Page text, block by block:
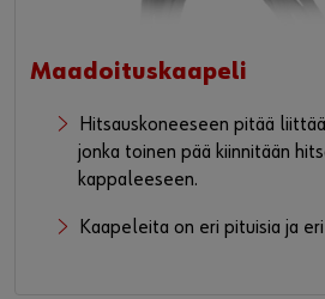
Maadoituskaapeli
Hitsauskoneeseen pitää
jonka toinen pää kiinnitään
kappaleeseen.
Kaapeleita on eri pituisia ja eri